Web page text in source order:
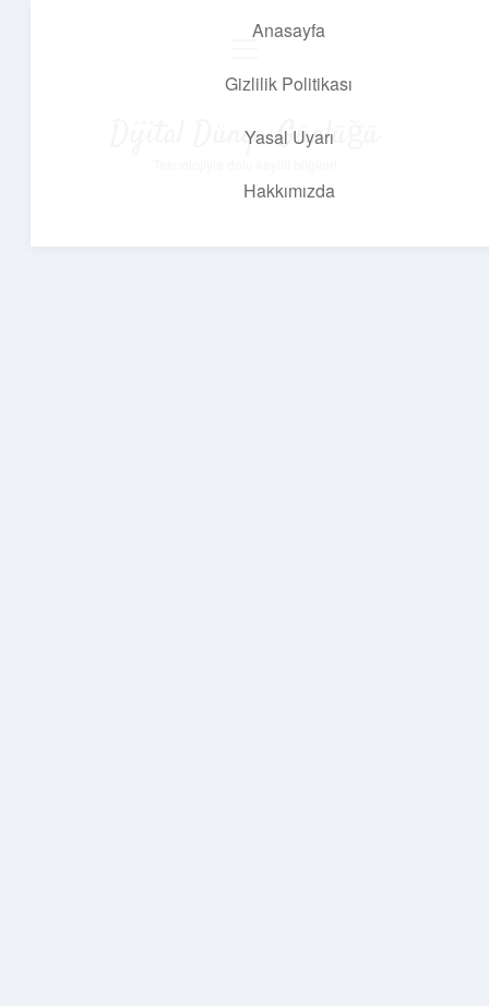
Anasayfa
Gizlilik Politikası
Yasal Uyarı
Hakkımızda
Dijital Dünya Günlüğü